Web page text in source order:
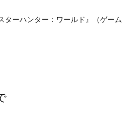
ターハンター：ワールド』（ゲーム